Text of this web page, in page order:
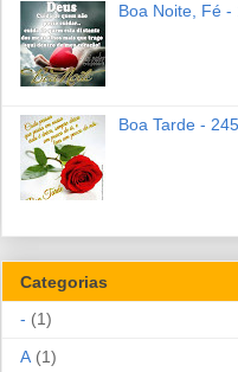
Boa Noite, Fé -
Boa Tarde -
Categorias
- (1)
A (1)